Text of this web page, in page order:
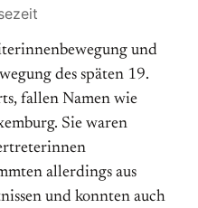
und
des späten 19.
fallen Namen wie
Sie waren
allerdings aus
und konnten auch